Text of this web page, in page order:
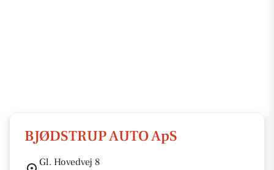
BJØDSTRUP AUTO ApS
Gl. Hovedvej 8